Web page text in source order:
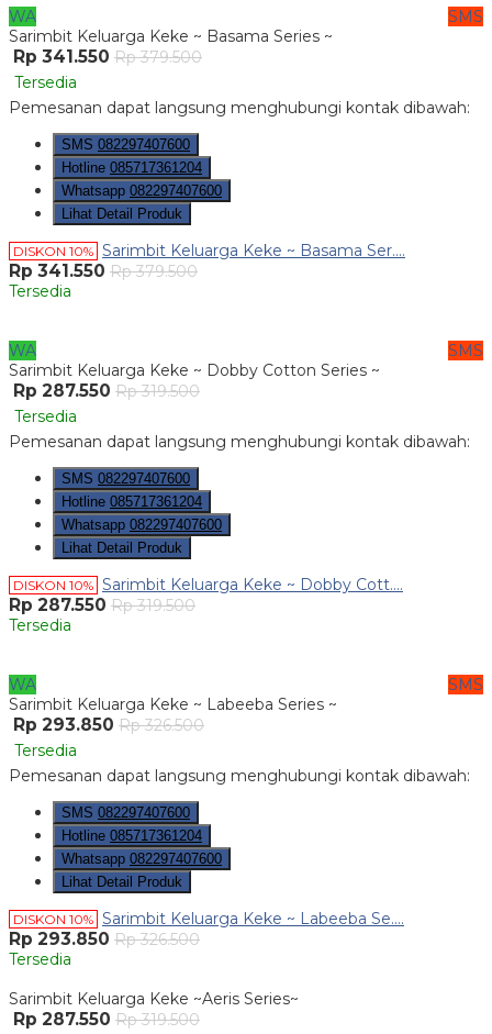
WA
SMS
Sarimbit Keluarga Keke ~ Basama Series ~
Rp 341.550 Rp 379.500
Tersedia
Pemesanan dapat langsung menghubungi kontak dibawah:
SMS 082297407600
Hotline 085717361204
Whatsapp 082297407600
Lihat Detail Produk
DISKON 10% Sarimbit Keluarga Keke ~ Basama Ser....
Rp 341.550 Rp 379.500
Tersedia
WA
SMS
Sarimbit Keluarga Keke ~ Dobby Cotton Series ~
Rp 287.550 Rp 319.500
Tersedia
Pemesanan dapat langsung menghubungi kontak dibawah:
SMS 082297407600
Hotline 085717361204
Whatsapp 082297407600
Lihat Detail Produk
DISKON 10% Sarimbit Keluarga Keke ~ Dobby Cott....
Rp 287.550 Rp 319.500
Tersedia
WA
SMS
Sarimbit Keluarga Keke ~ Labeeba Series ~
Rp 293.850 Rp 326.500
Tersedia
Pemesanan dapat langsung menghubungi kontak dibawah:
SMS 082297407600
Hotline 085717361204
Whatsapp 082297407600
Lihat Detail Produk
DISKON 10% Sarimbit Keluarga Keke ~ Labeeba Se....
Rp 293.850 Rp 326.500
Tersedia
Sarimbit Keluarga Keke ~Aeris Series~
Rp 287.550 Rp 319.500